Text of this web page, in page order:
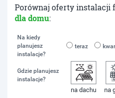
Porównaj oferty instalacji
dla domu:
Na kiedy
planujesz
instalacje?
teraz
Gdzie planujesz
instalacje?
na dachu na